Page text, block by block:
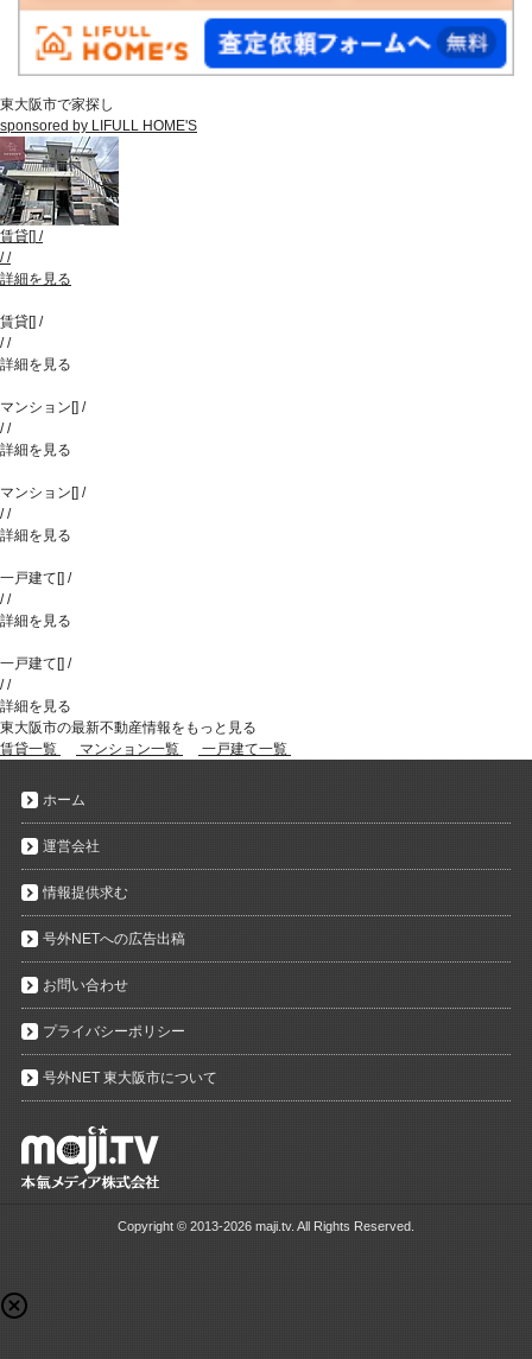
東大阪市で家探し
sponsored by LIFULL HOME'S
賃貸[] /
//
詳細を見る
賃貸[] /
//
詳細を見る
マンション[] /
//
詳細を見る
マンション[] /
//
詳細を見る
一戸建て[] /
//
詳細を見る
一戸建て[] /
//
詳細を見る
東大阪市の最新不動産情報をもっと見る
賃貸一覧
マンション一覧 一戸建て一覧
ホーム
運営会社
情報提供求む
号外NETへの広告出稿
お問い合わせ
プライバシーポリシー
号外NET 東大阪市について
Copyright © 2013-2026 maji.tv. All Rights Reserved.